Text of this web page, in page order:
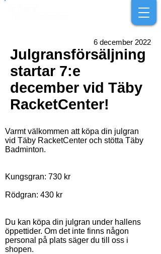
6 december 2022
Julgransförsäljning
startar 7:e
december vid Täby
RacketCenter!
Varmt välkommen att köpa din julgran
vid Täby RacketCenter och stötta Täby
Badminton.
Kungsgran: 730 kr
Rödgran: 430 kr
Du kan köpa din julgran under hallens
öppettider. Om det inte finns någon
personal på plats säger du till oss i
shopen.